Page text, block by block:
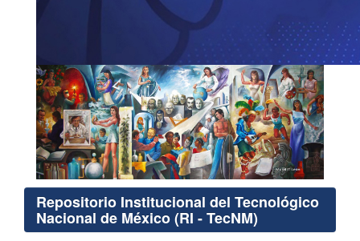
Repositorio Institucional del Tecnológico
Nacional de México (RI - TecNM)